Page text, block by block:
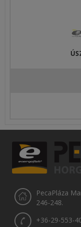
PecaPláza
246-248.
+36-29-553-